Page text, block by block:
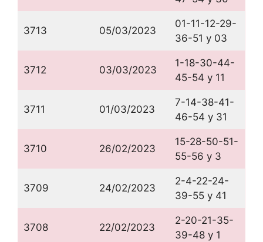
3713 05/03/2023
01-11-12-29-
36-51 y 03
3712 03/03/2023
1-18-30-44-
45-54 y 11
3711 01/03/2023
7-14-38-41-
46-54 y 31
3710 26/02/2023
15-28-50-51-
55-56 y 3
3709 24/02/2023
2-4-22-24-
39-55 y 41
3708 22/02/2023
2-20-21-35-
39-48 y 1